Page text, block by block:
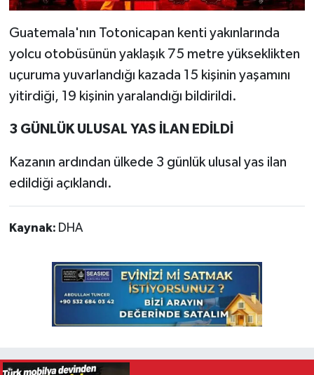
Guatemala'nın Totonicapan kenti yakınlarında
yolcu otobüsünün yaklaşık 75 metre yükseklikten
uçuruma yuvarlandığı kazada 15 kişinin yaşamını
yitirdiği, 19 kişinin yaralandığı bildirildi.
3 GÜNLÜK ULUSAL YAS İLAN EDİLDİ
Kazanın ardından ülkede 3 günlük ulusal yas ilan
edildiği açıklandı.
Kaynak: DHA